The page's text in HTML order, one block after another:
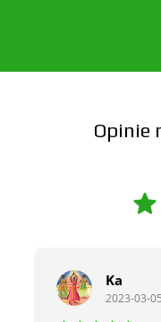
Opinie
Ka
2023-03-05